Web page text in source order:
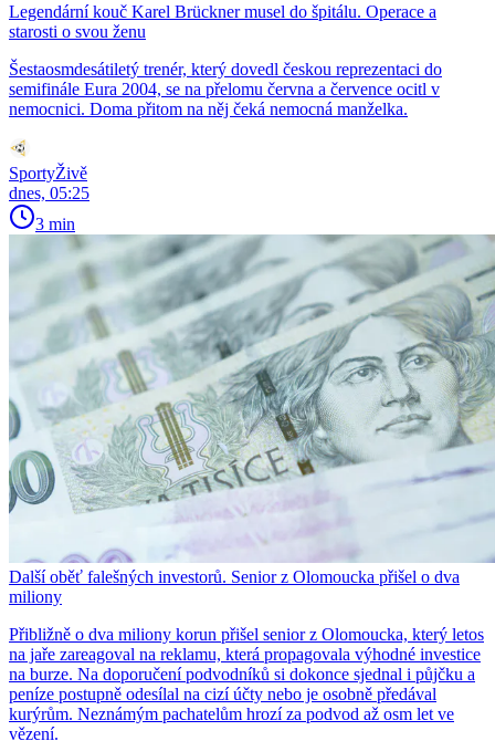
Legendární kouč Karel Brückner musel do špitálu. Operace a
starosti o svou ženu
Šestaosmdesátiletý trenér, který dovedl českou reprezentaci do
semifinále Eura 2004, se na přelomu června a července ocitl v
nemocnici. Doma přitom na něj čeká nemocná manželka.
SportyŽivě
dnes, 05:25
3 min
Další oběť falešných investorů. Senior z Olomoucka přišel o dva
miliony
Přibližně o dva miliony korun přišel senior z Olomoucka, který letos
na jaře zareagoval na reklamu, která propagovala výhodné investice
na burze. Na doporučení podvodníků si dokonce sjednal i půjčku a
peníze postupně odesílal na cizí účty nebo je osobně předával
kurýrům. Neznámým pachatelům hrozí za podvod až osm let ve
vězení.